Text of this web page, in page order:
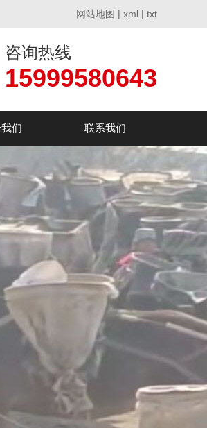
网站地图 | xml | txt
咨询热线
15999580643
们 联系我们